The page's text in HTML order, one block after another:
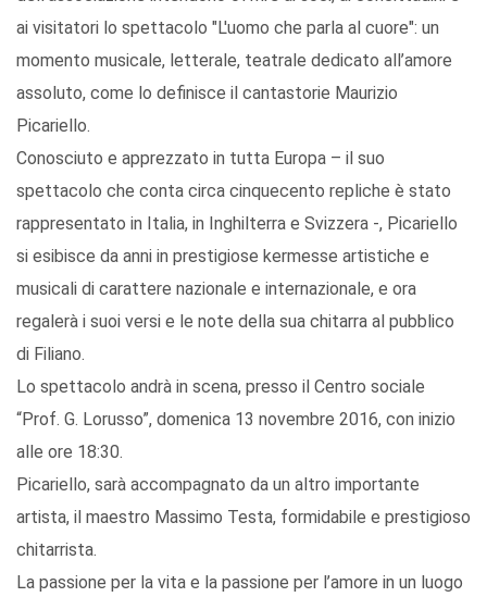
ai visitatori lo spettacolo "L'uomo che parla al cuore": un
momento musicale, letterale, teatrale dedicato all’amore
assoluto, come lo definisce il cantastorie Maurizio
Picariello.
Conosciuto e apprezzato in tutta Europa – il suo
spettacolo che conta circa cinquecento repliche è stato
rappresentato in Italia, in Inghilterra e Svizzera -, Picariello
si esibisce da anni in prestigiose kermesse artistiche e
musicali di carattere nazionale e internazionale, e ora
regalerà i suoi versi e le note della sua chitarra al pubblico
di Filiano.
Lo spettacolo andrà in scena, presso il Centro sociale
“Prof. G. Lorusso”, domenica 13 novembre 2016, con inizio
alle ore 18:30.
Picariello, sarà accompagnato da un altro importante
artista, il maestro Massimo Testa, formidabile e prestigioso
chitarrista.
La passione per la vita e la passione per l’amore in un luogo